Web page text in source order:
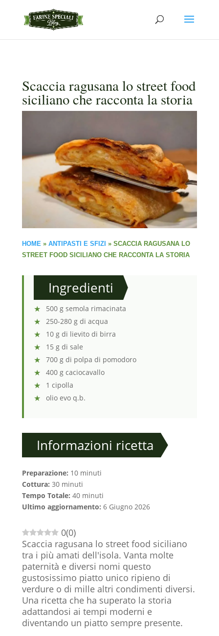
Scaccia ragusana lo street food
siciliano che racconta la storia
HOME » ANTIPASTI E SFIZI » SCACCIA RAGUSANA LO
STREET FOOD SICILIANO CHE RACCONTA LA STORIA
Ingredienti
500 g semola rimacinata
250-280 g di acqua
10 g di lievito di birra
15 g di sale
700 g di polpa di pomodoro
400 g caciocavallo
1 cipolla
olio evo q.b.
Informazioni ricetta
Preparazione: 10 minuti
Cottura: 30 minuti
Tempo Totale: 40 minuti
Ultimo aggiornamento: 6 Giugno 2026
0(0)
Scaccia ragusana lo street food siciliano
tra i più amati dell'isola. Vanta molte
paternità e diversi nomi questo
gustosissimo piatto unico ripieno di
verdure o di mille altri condimenti diversi.
Una ricetta che ha superato la storia
adattandosi ai tempi moderni e
diventando un piatto sempre presente.